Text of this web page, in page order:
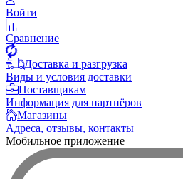
Войти
Сравнение
Доставка и разгрузка
Виды и условия доставки
Поставщикам
Информация для партнёров
Магазины
Адреса, отзывы, контакты
Мобильное приложение